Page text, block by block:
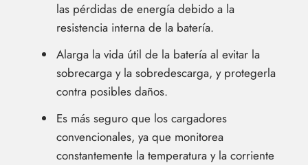
las pérdidas de energía debido a la
resistencia interna de la batería.
Alarga la vida útil de la batería al evitar la
sobrecarga y la sobredescarga, y protegerla
contra posibles daños.
Es más seguro que los cargadores
convencionales, ya que monitorea
constantemente la temperatura y la corriente